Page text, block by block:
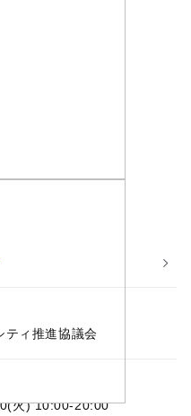
ティ推進協議会
火) 10:00-20:00